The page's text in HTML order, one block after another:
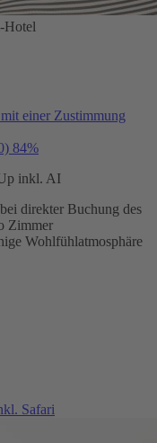
Hotel
einer Zustimmung
84%
inkl. AI
direkter Buchung des
Zimmer
Wohlfühlatmosphäre
Safari